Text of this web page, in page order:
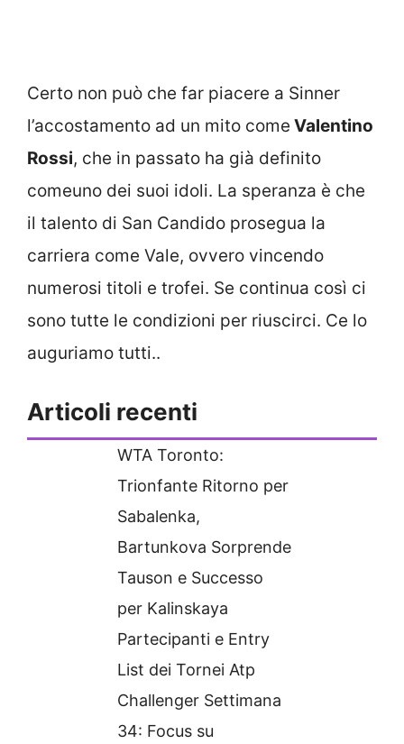
Certo non può che far piacere a Sinner
l’accostamento ad un mito come Valentino
Rossi, che in passato ha già definito
comeuno dei suoi idoli. La speranza è che
il talento di San Candido prosegua la
carriera come Vale, ovvero vincendo
numerosi titoli e trofei. Se continua così ci
sono tutte le condizioni per riuscirci. Ce lo
auguriamo tutti..
Articoli recenti
WTA Toronto:
Trionfante Ritorno per
Sabalenka,
Bartunkova Sorprende
Tauson e Successo
per Kalinskaya
Partecipanti e Entry
List dei Tornei Atp
Challenger Settimana
34: Focus su